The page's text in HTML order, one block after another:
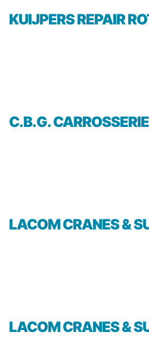
KUIJPERS REPAIR
C.B.G.
LACOM CRANES &
LACOM CRANES &